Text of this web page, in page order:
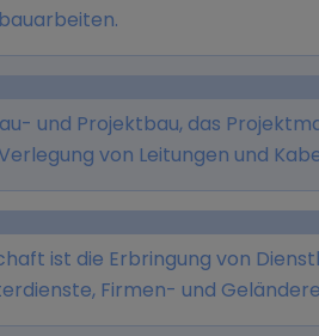
und Projektbau, das
von Leitungen und
und Vermietung von Geräten
ist die Erbringung von
Firmen- und